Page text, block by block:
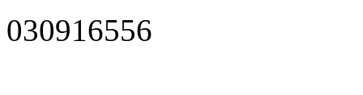
030916556